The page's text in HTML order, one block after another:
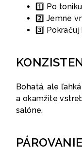
1️⃣ Po
2️⃣ Jemne
3️⃣
Bohatá, ale
a okamžite
salóne.